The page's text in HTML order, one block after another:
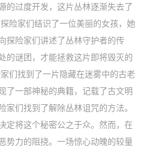
的过度开发，这片丛林逐渐失去了
险家们结识了一位美丽的女孩，她
探险家们讲述了丛林守护者的传
的谜团，才能拯救这片即将毁灭的
们找到了一片隐藏在迷雾中的古老
了一部神秘的典籍，记载了古文明
家们找到了解除丛林诅咒的方法。
定将这个秘密公之于众。然而，在
势力的阻挠。一场惊心动魄的较量